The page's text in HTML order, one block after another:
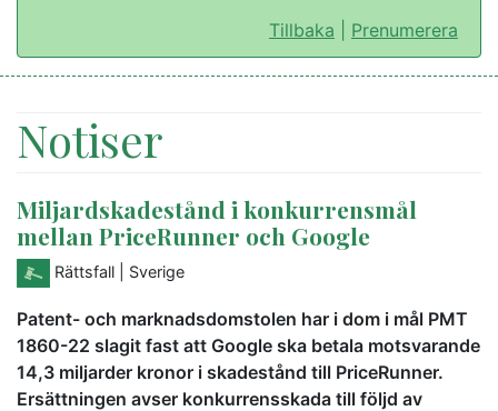
Tillbaka Prenumerera
Notiser
Miljardskadestånd i konkurrensmål
mellan PriceRunner och Google
Rättsfall | Sverige
Patent- och marknadsdomstolen har i dom i mål PMT
1860-22 slagit fast att Google ska betala motsvarande
14,3 miljarder kronor i skadestånd till PriceRunner.
Ersättningen avser konkurrensskada till följd av